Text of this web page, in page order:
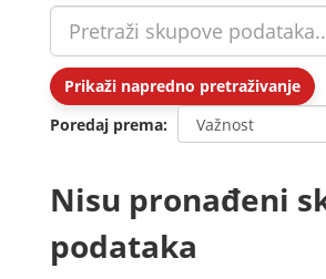
Prikaži napredno pretraživanje
Poredaj prema
Nisu pronađeni
podataka